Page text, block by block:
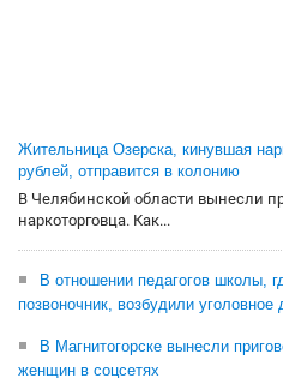
Жительница Озерска, кинувшая
рублей, отправится в колонию
В Челябинской области вынесли
наркоторговца. Как...
В отношении педагогов школы,
позвоночник, возбудили уголовное
В Магнитогорске вынесли
женщин в соцсетях